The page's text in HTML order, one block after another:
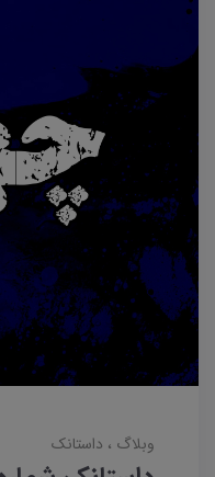
وبلاگ داستانک‌